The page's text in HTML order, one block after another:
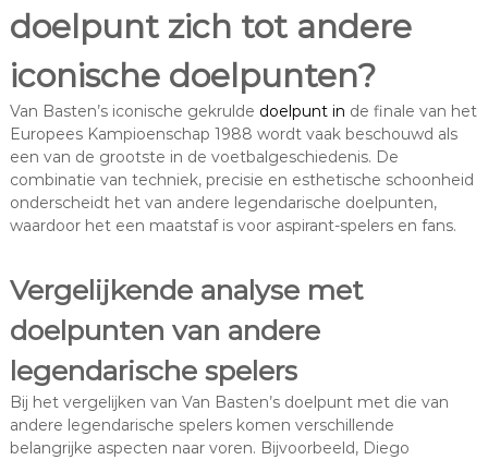
doelpunt zich tot andere
iconische doelpunten?
Van Basten’s iconische gekrulde doelpunt in de finale van het
Europees Kampioenschap 1988 wordt vaak beschouwd als
een van de grootste in de voetbalgeschiedenis. De
combinatie van techniek, precisie en esthetische schoonheid
onderscheidt het van andere legendarische doelpunten,
waardoor het een maatstaf is voor aspirant-spelers en fans.
Vergelijkende analyse met
doelpunten van andere
legendarische spelers
Bij het vergelijken van Van Basten’s doelpunt met die van
andere legendarische spelers komen verschillende
belangrijke aspecten naar voren. Bijvoorbeeld, Diego